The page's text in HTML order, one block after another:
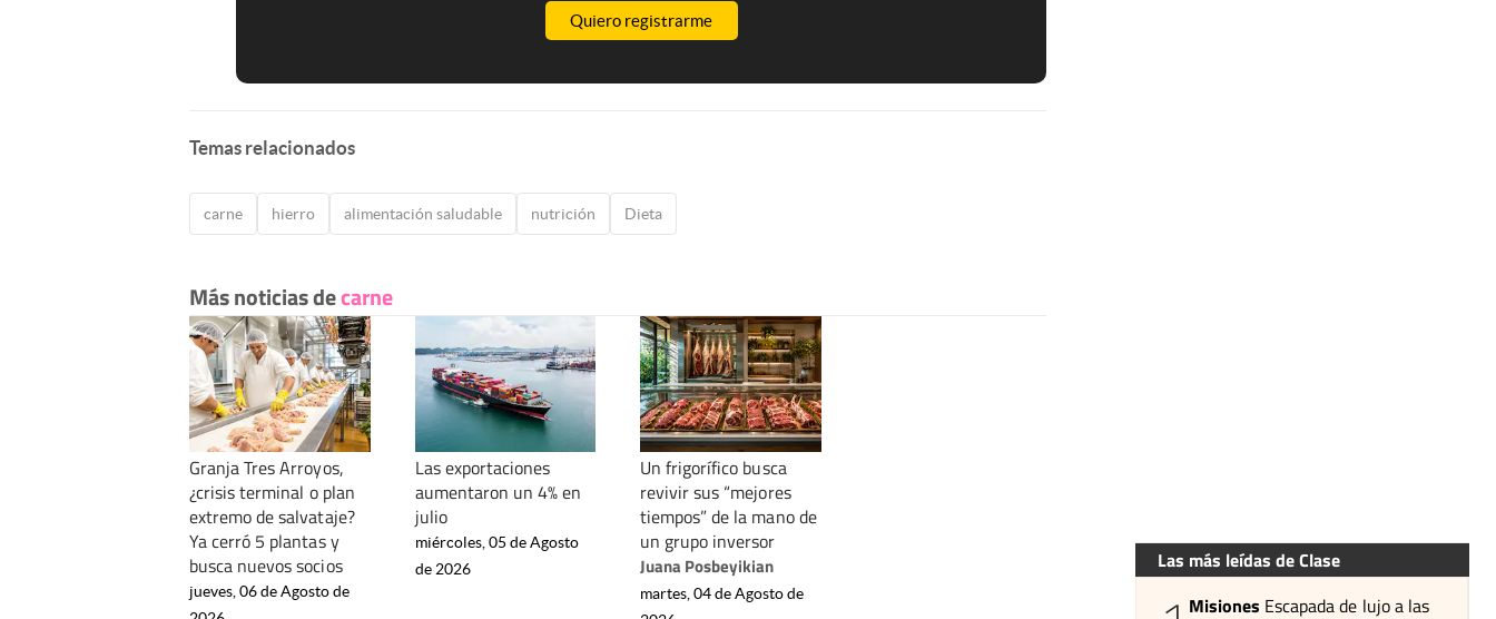
Quiero registrarme
Temas relacionados
carne hierro alimentación saludable nutrición Dieta
Más noticias decarne
Granja Tres Arroyos,
¿crisis terminal o plan
extremo de salvataje?
Ya cerró 5 plantas y
busca nuevos socios
jueves, 06 de Agosto de
Las exportaciones
aumentaron un 4% en
julio
miércoles, 05 de Agosto
de 2026
Un frigorífico busca
revivir sus “mejores
tiempos” de la mano de
un grupo inversor
Juana Posbeyikian
martes, 04 de Agosto de
Las más leídas de Clase
Misiones Escapada de lujo a las